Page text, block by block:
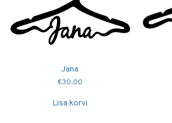
Jana
€30.00
Lisa korvi